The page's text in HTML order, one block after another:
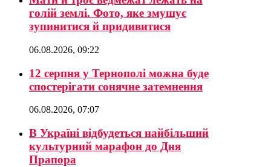
голій землі. Фото, яке змушує
зупинитися й придивитися
06.08.2026, 09:22
12 серпня у Тернополі можна буде
спостерігати сонячне затемнення
06.08.2026, 07:07
В Україні відбудеться найбільший
культурний марафон до Дня
Прапора